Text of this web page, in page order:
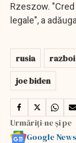
Rzeszow.
legale", a
rusia razboi
joe biden
Urmăriți-ne și pe
Google News